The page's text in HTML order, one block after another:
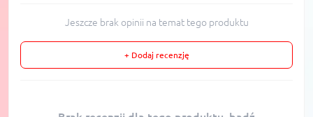
Jeszcze brak opinii na temat tego produktu
+ Dodaj recenzję